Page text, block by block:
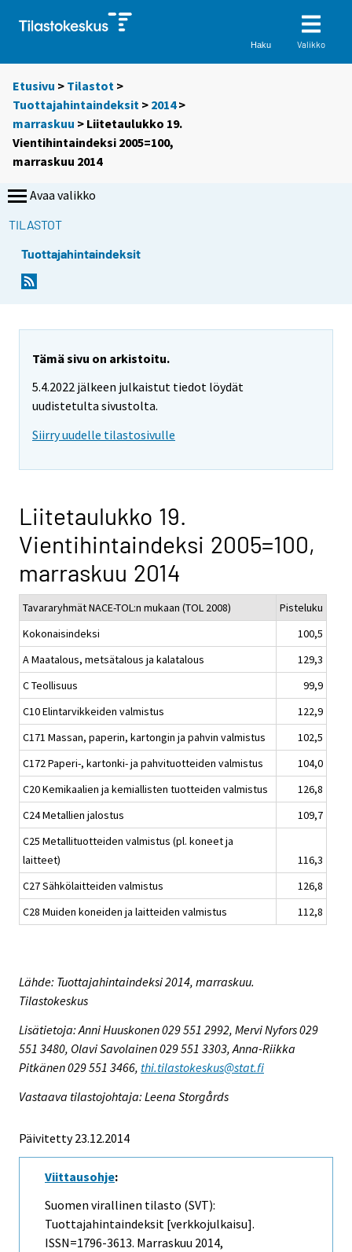
Haku Valikko
Etusivu > Tilastot >
Tuottajahintaindeksit > 2014>
marraskuu > Liitetaulukko 19.
Vientihintaindeksi 2005=100,
marraskuu 2014
Avaa valikko
TILASTOT
Tuottajahintaindeksit
Tämä sivu on arkistoitu.
5.4.2022 jälkeen julkaistut tiedot löydät
uudistetulta sivustolta.
Siirry uudelle tilastosivulle
Liitetaulukko 19.
Vientihintaindeksi 2005=100,
marraskuu 2014
Tavararyhmät NACE-TOL:n mukaan (TOL 2008)
Pisteluku
Kokonaisindeksi
100,5
A Maatalous, metsätalous ja kalatalous
129,3
C Teollisuus
99,9
C10 Elintarvikkeiden valmistus
122,9
C171 Massan, paperin, kartongin ja pahvin valmistus
102,5
C172 Paperi-, kartonki- ja pahvituotteiden valmistus
104,0
C20 Kemikaalien ja kemiallisten tuotteiden valmistus
126,8
C24 Metallien jalostus
109,7
C25 Metallituotteiden valmistus (pl. koneet ja
laitteet)
116,3
C27 Sähkölaitteiden valmistus
126,8
C28 Muiden koneiden ja laitteiden valmistus
112,8
Lähde: Tuottajahintaindeksi 2014, marraskuu.
Tilastokeskus
Lisätietoja: Anni Huuskonen 029 551 2992, Mervi Nyfors 029
551 3480, Olavi Savolainen 029 551 3303, Anna-Riikka
Pitkänen 029 551 3466, thi.tilastokeskus@stat.fi
Vastaava tilastojohtaja: Leena Storgårds
Päivitetty 23.12.2014
Viittausohje:
Suomen virallinen tilasto (SVT):
Tuottajahintaindeksit [verkkojulkaisu].
ISSN=1796-3613. Marraskuu 2014,